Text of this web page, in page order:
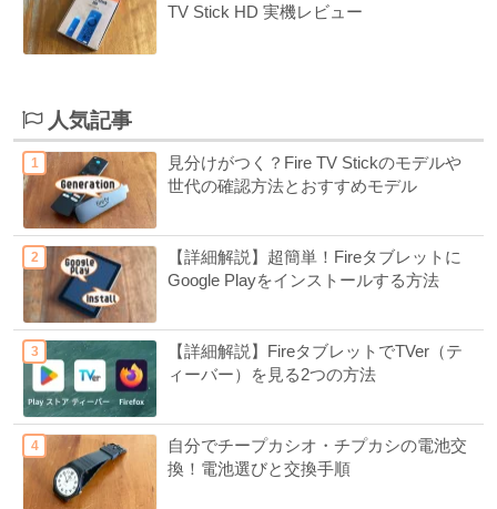
TV Stick HD 実機レビュー
人気記事
見分けがつく？Fire TV Stickのモデルや
世代の確認方法とおすすめモデル
【詳細解説】超簡単！Fireタブレットに
Google Playをインストールする方法
【詳細解説】FireタブレットでTVer（テ
ィーバー）を見る2つの方法
自分でチープカシオ・チプカシの電池交
換！電池選びと交換手順